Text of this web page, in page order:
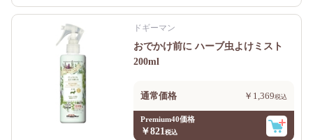
ドギーマン
おでかけ前に ハーブ虫よけミスト
200ml
通常価格 ￥1,369
Premium40価格
￥821